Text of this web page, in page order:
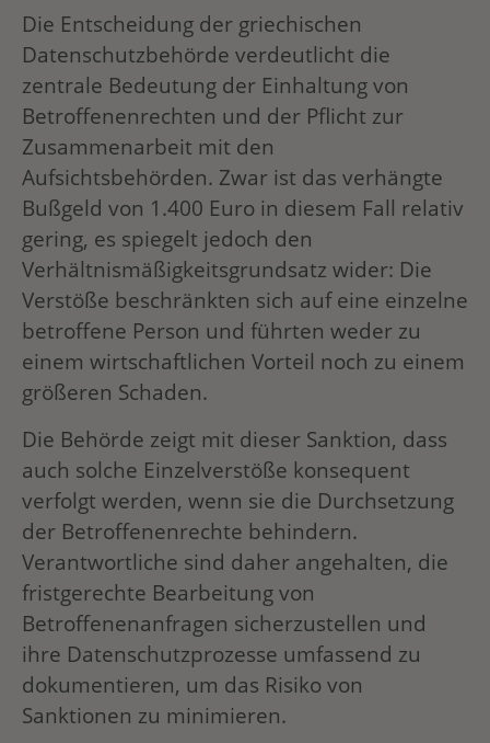
Die Entscheidung der griechischen
Datenschutzbehörde verdeutlicht die
zentrale Bedeutung der Einhaltung von
Betroffenenrechten und der Pflicht zur
Zusammenarbeit mit den
Aufsichtsbehörden. Zwar ist das verhängte
Bußgeld von 1.400 Euro in diesem Fall relativ
gering, es spiegelt jedoch den
Verhältnismäßigkeitsgrundsatz wider: Die
Verstöße beschränkten sich auf eine einzelne
betroffene Person und führten weder zu
einem wirtschaftlichen Vorteil noch zu einem
größeren Schaden.
Die Behörde zeigt mit dieser Sanktion, dass
auch solche Einzelverstöße konsequent
verfolgt werden, wenn sie die Durchsetzung
der Betroffenenrechte behindern.
Verantwortliche sind daher angehalten, die
fristgerechte Bearbeitung von
Betroffenenanfragen sicherzustellen und
ihre Datenschutzprozesse umfassend zu
dokumentieren, um das Risiko von
Sanktionen zu minimieren.